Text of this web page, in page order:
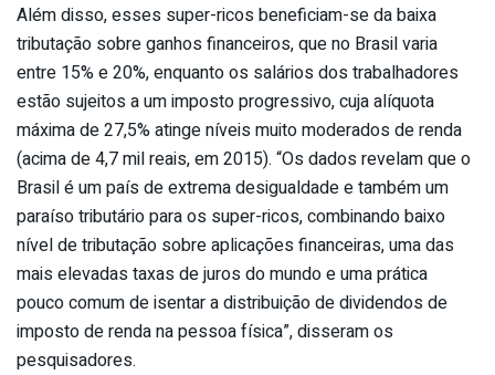
Além disso, esses super-ricos beneficiam-se da baixa
tributação sobre ganhos financeiros, que no Brasil varia
entre 15% e 20%, enquanto os salários dos trabalhadores
estão sujeitos a um imposto progressivo, cuja alíquota
máxima de 27,5% atinge níveis muito moderados de renda
(acima de 4,7 mil reais, em 2015). “Os dados revelam que o
Brasil é um país de extrema desigualdade e também um
paraíso tributário para os super-ricos, combinando baixo
nível de tributação sobre aplicações financeiras, uma das
mais elevadas taxas de juros do mundo e uma prática
pouco comum de isentar a distribuição de dividendos de
imposto de renda na pessoa física”, disseram os
pesquisadores.